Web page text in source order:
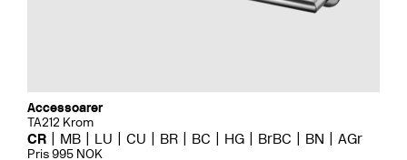
Accessoarer
TA212 Krom
CR MB LU CU BR BC HG BrBC BN AGr
Pris 995 NOK